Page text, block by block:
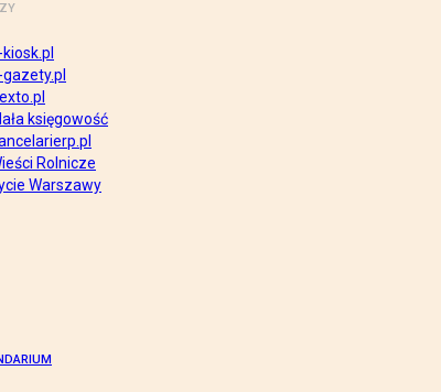
kiosk.pl
gazety.pl
księgowość
Rolnicze
Warszawy